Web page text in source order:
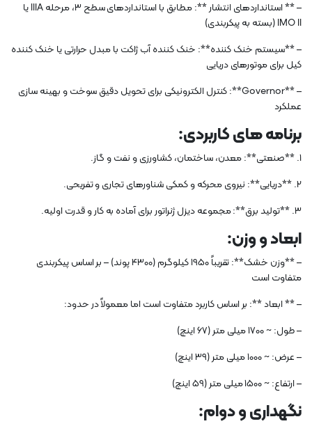
– ** استانداردهای انتشار **: مطابق با استانداردهای سطح 3، مرحله IIIA یا
IMO II (بسته به پیکربندی)
– **سیستم خنک کننده**: خنک کننده آب ژاکت با مبدل حرارتی یا خنک کننده
کیل برای موتورهای دریایی
– **Governor**: کنترل الکترونیکی برای تحویل دقیق سوخت و بهینه سازی
عملکرد
برنامه های کاربردی:
1. **صنعتی**: معدن، ساختمان، کشاورزی و نفت و گاز.
2. **دریایی**: نیروی محرکه و کمکی شناورهای تجاری و تفریحی.
3. **تولید برق**: مجموعه دیزل ژنراتور برای آماده به کار و قدرت اولیه.
ابعاد و وزن:
– **وزن خشک**: تقریباً 1950 کیلوگرم (4300 پوند) – بر اساس پیکربندی
متفاوت است
– ** ابعاد **: بر اساس کاربرد متفاوت است اما معمولاً در حدود:
– طول: ~ 1700 میلی متر (67 اینچ)
– عرض: ~ 1000 میلی متر (39 اینچ)
– ارتفاع: ~ 1500 میلی متر (59 اینچ)
نگهداری و دوام: